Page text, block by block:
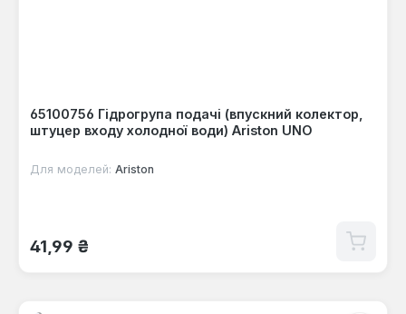
65100756 Гідрогрупа подачі (впускний колектор,
штуцер входу холодної води) Ariston UNO
Для моделей: Ariston
Звичайна ціна:
41,99 ₴